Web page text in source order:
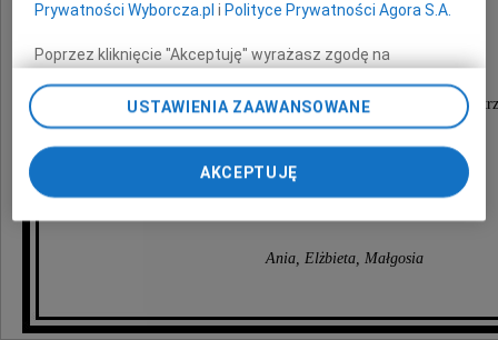
Mirę Jaworczakową
Pozostało po Niej wiele lektur, na których wychowały się
oraz wielka pustka w naszym życiu.
Każdego dnia będzie nam Jej brakowało...
Ania, Elżbieta, Małgosia
Prywatności Wyborcza.pl i Polityce Prywatności Agora S.A.
Poprzez kliknięcie "Akceptuję" wyrażasz zgodę na
Wyborczej sp. z o. o. jej Zaufanych Partnerów i Agora S.A.
na Twoim urządzeniu końcowym. Możesz też w każdej
chwili zmienić swoje preferencje dot. plików cookie,
ponownie wywołując narzędzie do zarządzania Twoimi
preferencjami dot. przetwarzania danych poprzez
Zmiana ustawień plików cookie możliwa jest także za
My, nasi Zaufani Partnerzy i Agora S.A. możemy
USTAWIENIA ZAAWANSOWANE
AKCEPTUJĘ